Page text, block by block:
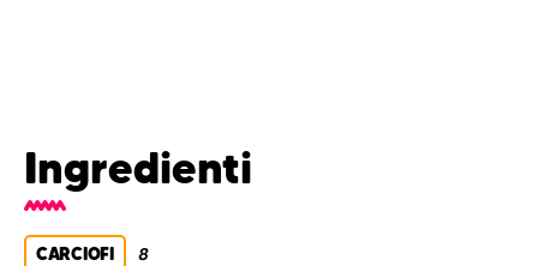
Ingredienti
CARCIOFI 8